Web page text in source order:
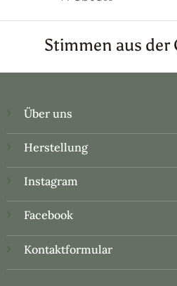
Stimmen aus
Über uns
Herstellung
Instagram
Facebook
Kontaktformular